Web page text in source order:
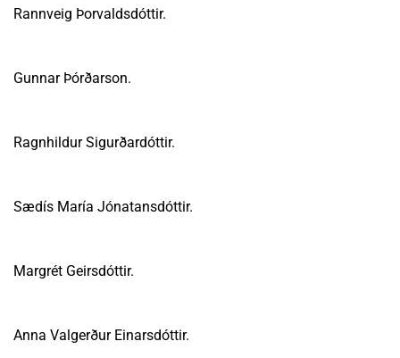
Rannveig Þorvaldsdóttir.
Gunnar Þórðarson.
Ragnhildur Sigurðardóttir.
Sædís María Jónatansdóttir.
Margrét Geirsdóttir.
Anna Valgerður Einarsdóttir.